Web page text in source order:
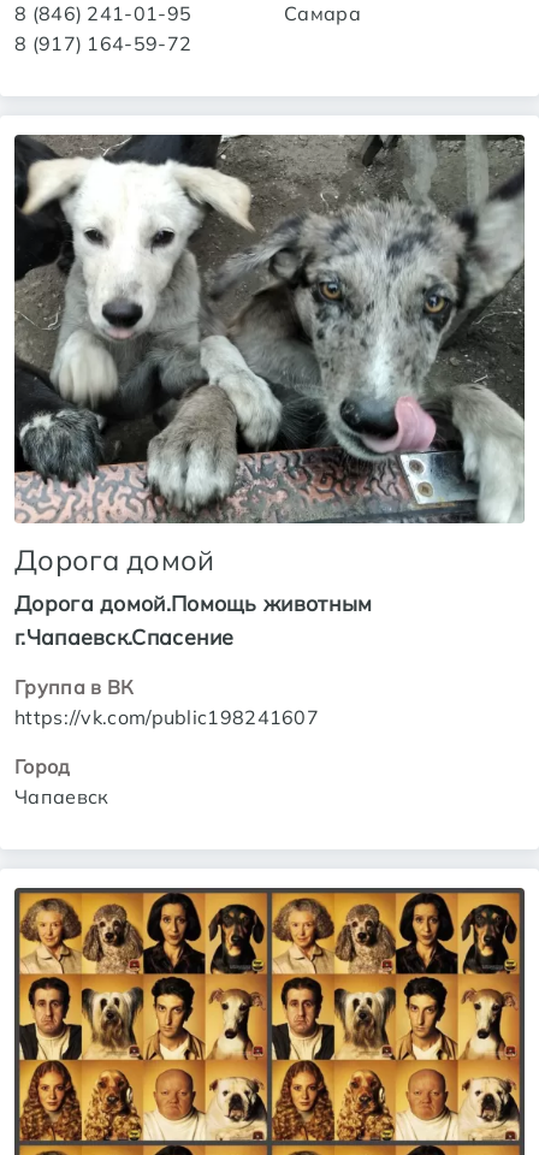
8 (846) 241-01-95
8 (917) 164-59-72
Самара
Дорога домой
Дорога домой.Помощь животным
г.Чапаевск.Спасение
Группа в ВК
https://vk.com/public198241607
Город
Чапаевск